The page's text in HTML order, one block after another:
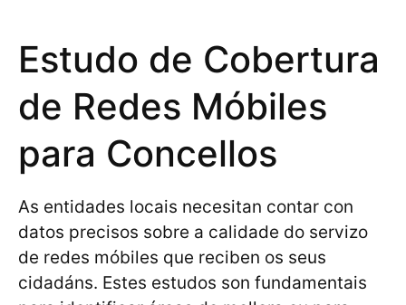
Estudo de Cobertura
de Redes Móbiles
para Concellos
As entidades locais necesitan contar con
datos precisos sobre a calidade do servizo
de redes móbiles que reciben os seus
cidadáns. Estes estudos son fundamentais